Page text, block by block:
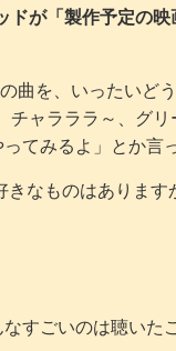
ドが「製作予定の
の曲を、いったい
チャラララ～、グ
てみるよ」とか言
なものはあります
すごいのは聴いた